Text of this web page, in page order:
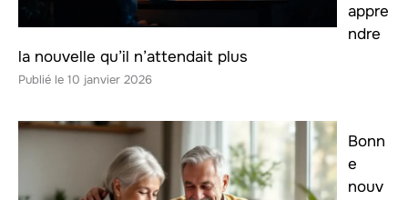
appre
ndre
la nouvelle qu’il n’attendait plus
10 janvier 2026
Bonn
e
nouv